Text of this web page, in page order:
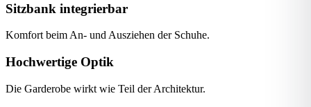
Sitzbank integrierbar
Komfort beim An- und Ausziehen der Schuhe.
Hochwertige Optik
Die Garderobe wirkt wie Teil der Architektur.